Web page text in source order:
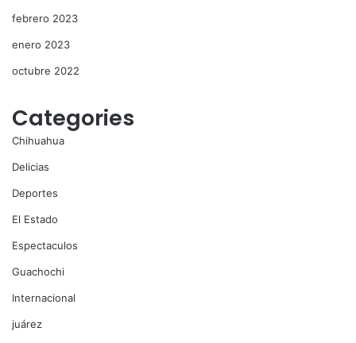
febrero 2023
enero 2023
octubre 2022
Categories
Chihuahua
Delicias
Deportes
El Estado
Espectaculos
Guachochi
Internacional
juárez